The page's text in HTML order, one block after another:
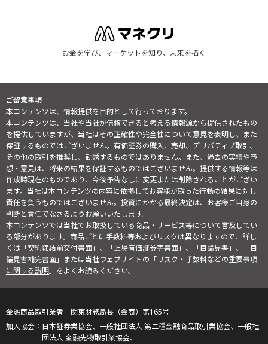
お金を学び、マーケットを知り、未来を描く
ご留意事項
本コンテンツは、情報提供を目的として行っております。
本コンテンツは、当社や当社が信頼できると考える情報源から提供されたもの
を提供していますが、当社はその正確性や完全性について意見を表明し、また
保証するものではございません。有価証券の購入、売却、デリバティブ取引、
その他の取引を推奨し、勧誘するものではありません。また、過去の実績や予
想・意見は、将来の結果を保証するものではございません。提供する情報等は
作成時現在のものであり、今後予告なしに変更または削除されることがござい
ます。当社は本コンテンツの内容に依拠してお客様が取った行動の結果に対し
責任を負うものではございません。投資にかかる最終決定は、お客様ご自身の
判断と責任でなさるようお願いいたします。
本コンテンツでは当社でお取扱している商品・サービス等について言及してい
る部分があります。商品ごとに手数料等およびリスクは異なりますので、詳し
くは「契約締結前交付書面」、「上場有価証券等書面」、「目論見書」、「目
論見書補完書面」または当社ウェブサイトの「リスク・手数料などの重要事項
に関する説明」をよくお読みください。
金融商品取引業者 関東財務局長（金商）第165号
日本証券業協会、一般社団法人 第二種金融商品取引業協会、一般社
団法人 金融先物取引業協会、